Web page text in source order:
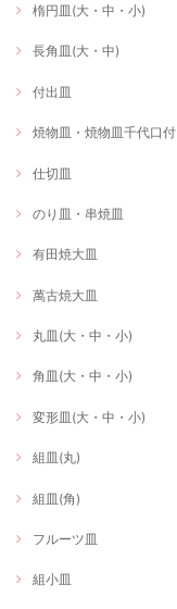
楕円皿(大・中・小)
長角皿(大・中)
付出皿
焼物皿・焼物皿千代口付
仕切皿
のり皿・串焼皿
有田焼大皿
萬古焼大皿
丸皿(大・中・小)
角皿(大・中・小)
変形皿(大・中・小)
組皿(丸)
組皿(角)
フルーツ皿
組小皿